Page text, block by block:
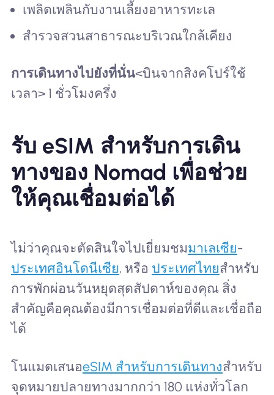
เพลิดเพลินกับงานเลี้ยงอาหารทะเล
สำรวจสวนสาธารณะบริเวณใกล้เคียง
การเดินทางไปยังที่นั่น<บินจากสิงคโปร์ใช้
เวลา> 1 ชั่วโมงครึ่ง
รับ eSIM สำหรับการเดิน
ทางของ Nomad เพื่อช่วย
ให้คุณเชื่อมต่อได้
ไม่ว่าคุณจะตัดสินใจไปเยี่ยมชมมาเลเซีย-
ประเทศอินโดนีเซีย, หรือ ประเทศไทยสำหรับ
การพักผ่อนวันหยุดสุดสัปดาห์ของคุณ สิ่ง
สำคัญคือคุณต้องมีการเชื่อมต่อที่ดีและเชื่อถือ
ได้
โนแมดเสนอeSIM สำหรับการเดินทางสำหรับ
จุดหมายปลายทางมากกว่า 180 แห่งทั่วโลก